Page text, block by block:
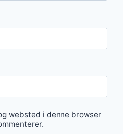
websted i denne browser